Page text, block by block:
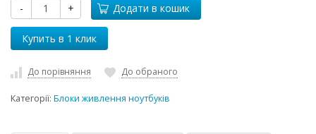
- + Додати в кошик
До порівняння До обраного
Категорії: Блоки живлення ноутбуків